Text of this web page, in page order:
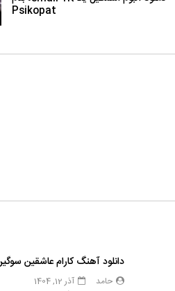
Psikopat
دانلود آهنگ کارام عاشقین
حامد
آذر 12, 1404